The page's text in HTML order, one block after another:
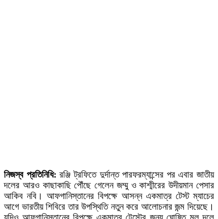
নিজস্ব প্রতিনিধি: রঞ্জি ট্রফিতে দুর্দান্ত পারফরম্যান্সের পর এবার জাতীয়
দলের আরও কাছাকাছি পৌঁছে গেলেন জম্মু ও কাশ্মীরের উদীয়মান পেসার
আকিব নবি। আফগানিস্তানের বিপক্ষে আসন্ন একমাত্র টেস্ট ম্যাচের
আগে ভারতীয় শিবিরে তার উপস্থিতি নতুন করে আলোচনার জন্ম দিয়েছে।